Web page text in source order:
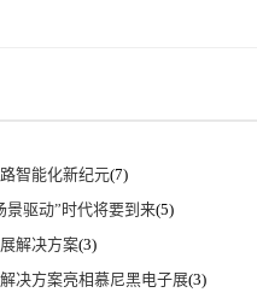
智能化新纪元(7)
景驱动”时代将要到来(5)
解决方案(3)
决方案亮相慕尼黑电子展(3)